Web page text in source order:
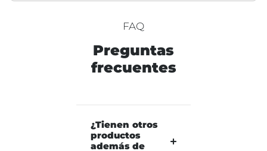
FAQ
Preguntas
frecuentes
¿Tienen otros
productos
además de